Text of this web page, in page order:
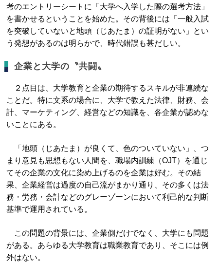
考のエントリーシートに「大学へ入学した際の選考方法」
を書かせるということを始めた。その背後には「一般入試
を突破していないと地頭（じあたま）の証明がない」とい
う発想があるのは明らかで、時代錯誤も甚だしい。
企業と大学の〝共闘〟
２点目は、大学教育と企業の期待するスキルが非連続な
ことだ。特に文系の場合に、大学で教えた法律、財務、会
計、マーケティング、経営などの知識を、各企業が認めな
いことにある。
「地頭（じあたま）が良くて、色のついていない」、つ
まり意見も思想もない人間を、職場内訓練（OJT）を通じ
てその企業の文化に染め上げるのを企業は好む。その結
果、企業経営は過度の自己流がまかり通り、その多くは法
務・労務・会計などのグレーゾーンにおいて利己的な判断
基準で運用されている。
この問題の背景には、企業側だけでなく、大学にも問題
がある。あらゆる大学教育は職業教育であり、そこには例
外はない。